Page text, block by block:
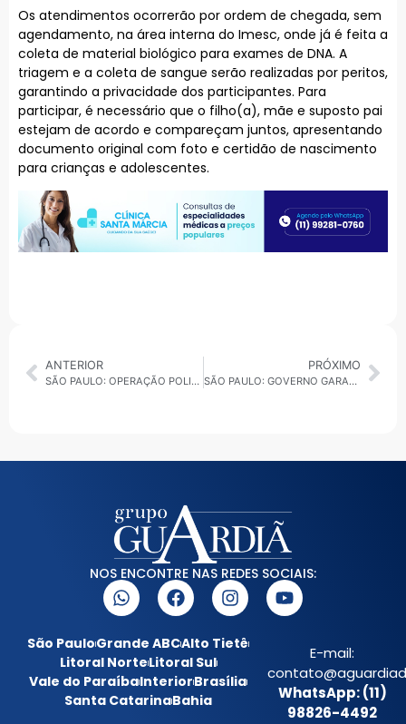
Os atendimentos ocorrerão por ordem de chegada, sem
agendamento, na área interna do Imesc, onde já é feita a
coleta de material biológico para exames de DNA. A
triagem e a coleta de sangue serão realizadas por peritos,
garantindo a privacidade dos participantes. Para
participar, é necessário que o filho(a), mãe e suposto pai
estejam de acordo e compareçam juntos, apresentando
documento original com foto e certidão de nascimento
para crianças e adolescentes.
ANTERIOR
SÃO PAULO: OPERAÇÃO POLICIAL MOSTRA REDUÇÃO DE ROUBOS E FURTOS DE CELULARES NA AVENIDA PAULISTA
PRÓXIMO
SÃO PAULO: GOVERNO GARANTE GRATUIDADE NO TRANSPORTE PARA ELEITORES NO SEGUNDO TURNO DAS ELEIÇÕES
NOS ENCONTRE NAS REDES SOCIAIS:
São PauloGrande ABCAlto Tietê
Litoral NorteLitoral Sul
Vale do ParaíbaInteriorBrasília
Santa CatarinaBahia
E-mail:
WhatsApp: (11)
98826-4492